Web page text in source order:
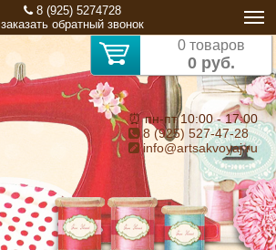
8 (925) 5274728
заказать обратный звонок
0 товаров
0 руб.
⏰ пн-пт 10:00 - 17:00
8 (925) 527-47-28
info@artsakvoyaj.ru